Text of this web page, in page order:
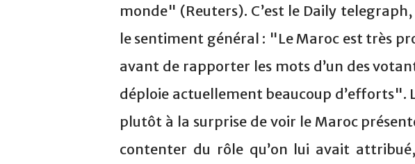
monde" (Reuters). C’est le Daily
le sentiment général : "Le Maroc est très
avant de rapporter les mots d’un des
déploie actuellement beaucoup d’efforts".
plutôt à la surprise de voir le Maroc
contenter du rôle qu’on lui avait